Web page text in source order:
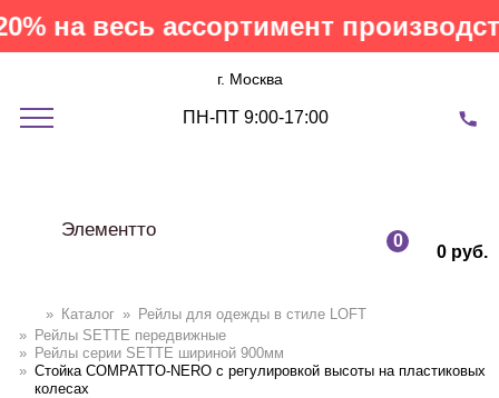
на весь ассортимент
г. Москва
ПН-ПТ 9:00-17:00
Элементто
0
0 руб.
» Каталог » Рейлы для одежды в стиле LOFT
» Рейлы SETTE передвижные
» Рейлы серии SETTE шириной 900мм
» Стойка COMPATTO-NERO с регулировкой высоты на пластиковых
колесах